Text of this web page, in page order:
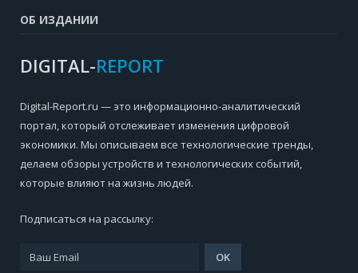
ОБ ИЗДАНИИ
DIGITAL-REPORT
Digital-Report.ru — это информационно-аналитический
портал, который отслеживает изменения цифровой
экономики. Мы описываем все технологические тренды,
делаем обзоры устройств и технологических событий,
которые влияют на жизнь людей.
Подписаться на рассылку: